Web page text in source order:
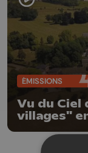
ÉMISSIONS
Vu du Ciel
villages"